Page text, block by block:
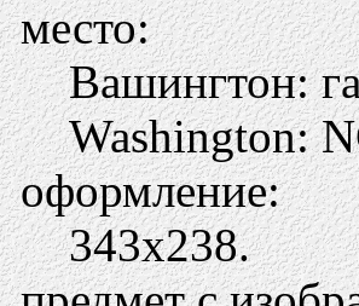
место:
Вашингтон:
Washington:
оформление:
343х238.